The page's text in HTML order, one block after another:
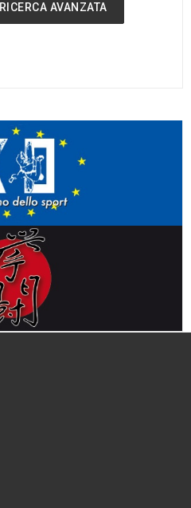
RICERCA AVANZATA